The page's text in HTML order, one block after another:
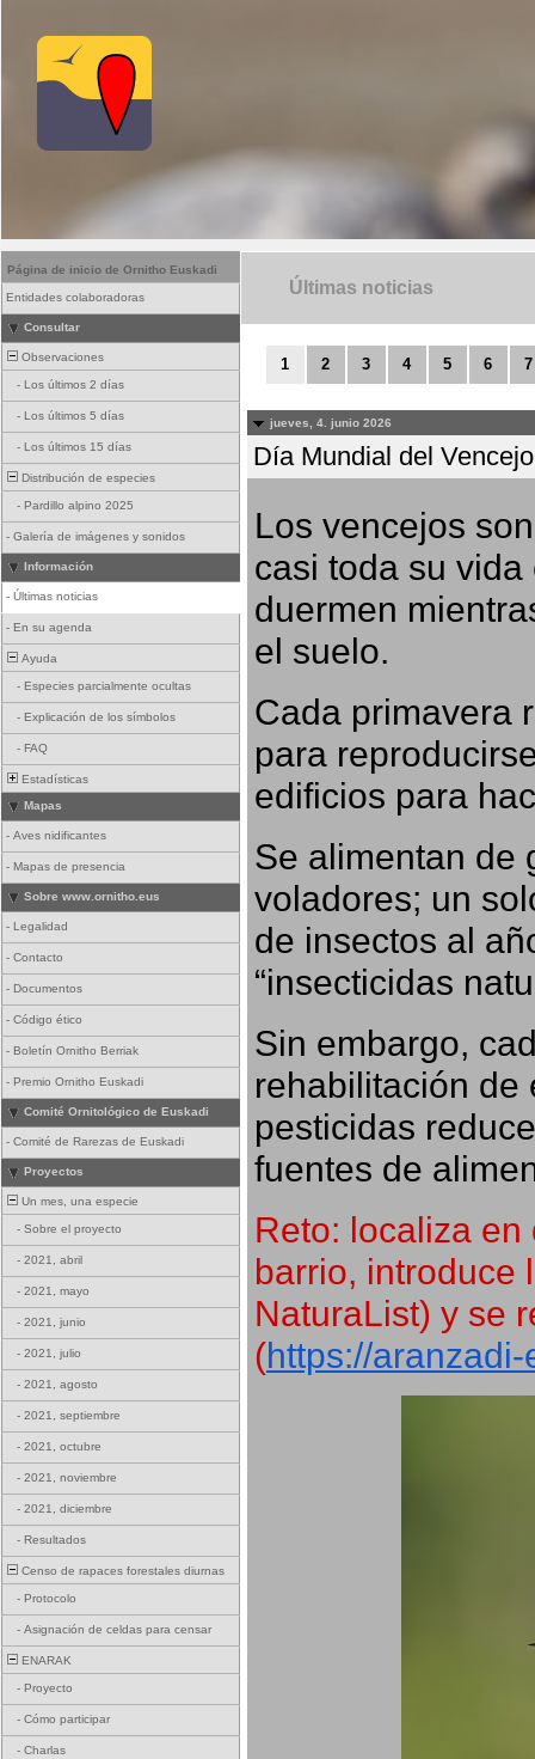
Página de inicio de Ornitho Euskadi
Entidades colaboradoras
Consultar
Observaciones
- Los últimos 2 días
- Los últimos 5 días
- Los últimos 15 días
Distribución de especies
- Pardillo alpino 2025
- Galería de imágenes y sonidos
Información
- Últimas noticias
- En su agenda
Ayuda
- Especies parcialmente ocultas
- Explicación de los símbolos
- FAQ
Estadísticas
Mapas
- Aves nidificantes
- Mapas de presencia
Sobre www.ornitho.eus
- Legalidad
- Contacto
- Documentos
- Código ético
- Boletín Ornitho Berriak
- Premio Ornitho Euskadi
Comité Ornitológico de Euskadi
- Comité de Rarezas de Euskadi
Proyectos
Un mes, una especie
- Sobre el proyecto
- 2021, abril
- 2021, mayo
- 2021, junio
- 2021, julio
- 2021, agosto
- 2021, septiembre
- 2021, octubre
- 2021, noviembre
- 2021, diciembre
- Resultados
Censo de rapaces forestales diurnas
- Protocolo
- Asignación de celdas para censar
ENARAK
- Proyecto
- Cómo participar
- Charlas
Últimas noticias
1 2 3 4 5 6 7
jueves, 4. junio 2026
Día Mundial del
Los vencejos
casi toda su
duermen
el suelo.
Cada primavera
para
edificios para
Se alimentan de
voladores; un
de insectos al
“insecticidas
Sin embargo,
rehabilitación de
pesticidas
fuentes de
Reto: localiza
barrio, introduce
NaturaList) y se
(https://